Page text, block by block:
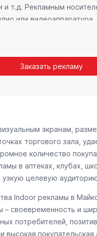
и т.д. Рекламным
или видеоаппаратура,
приносит такой вид
поскольку
в момент выбора товара
Заказать рекламу
экранам,
торгового зала,
количество
в аптеках, клубах,
узкую целевую
Indoor рекламы в
– своевременность и
потребителей,
высокая покупательская